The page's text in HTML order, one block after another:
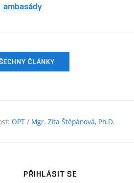
ambasády
ČLÁNKY
OPT / Mgr. Zita Štěpánová, Ph.D.
PŘIHLÁSIT SE